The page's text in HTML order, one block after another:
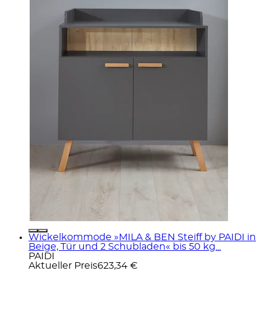
Wickelkommode »MILA & BEN Steiff by PAIDI in
Beige, Tür und 2 Schubladen« bis 50 kg...
PAIDI
Aktueller Preis623,34 €